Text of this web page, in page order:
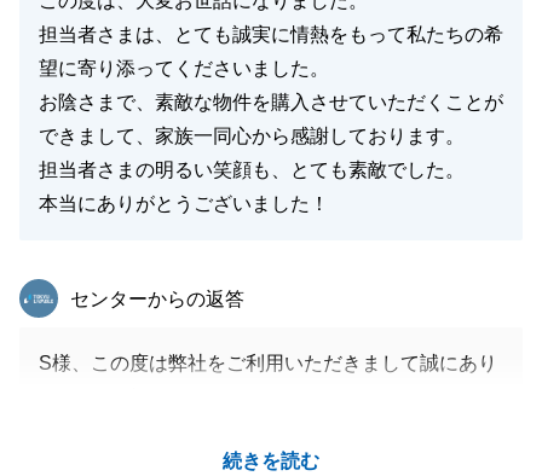
担当者さまは、とても誠実に情熱をもって私たちの希
望に寄り添ってくださいました。
お陰さまで、素敵な物件を購入させていただくことが
できまして、家族一同心から感謝しております。
担当者さまの明るい笑顔も、とても素敵でした。
本当にありがとうございました！
続きを読む
東急リバブル
センターからの返答
S様、この度は弊社をご利用いただきまして誠にあり
S様ご家族の全員がご納得いただけるお部屋を無事に